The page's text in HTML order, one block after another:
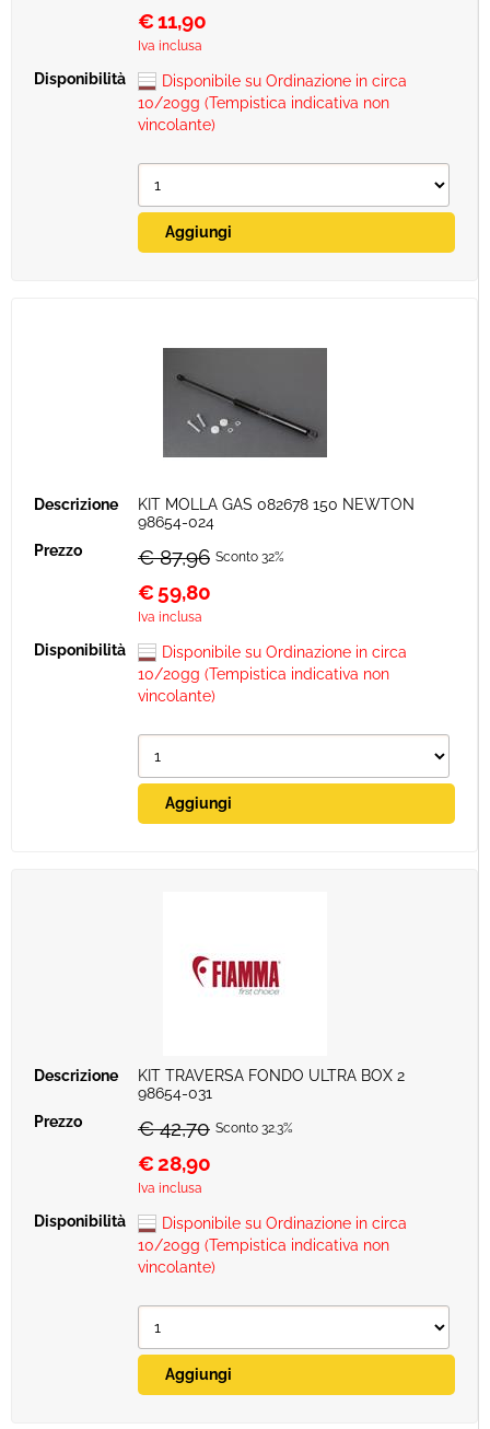
€11,90
Iva inclusa
Disponibile su Ordinazione in circa
10/20gg (Tempistica indicativa non
vincolante)
KIT MOLLA GAS 082678 150 NEWTON
98654-024
€ 87,96 Sconto 32%
€ 59,80
Iva inclusa
Disponibile su Ordinazione in circa
10/20gg (Tempistica indicativa non
vincolante)
KIT TRAVERSA FONDO ULTRA BOX 2
98654-031
€ 42,70 Sconto 32.3%
€28,90
Iva inclusa
Disponibile su Ordinazione in circa
10/20gg (Tempistica indicativa non
vincolante)